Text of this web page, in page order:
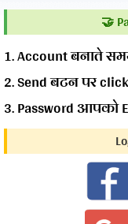
Share
on...
F w T G
🤝
1. Account बनाते
2. Send बटन पर
3. Password आपको